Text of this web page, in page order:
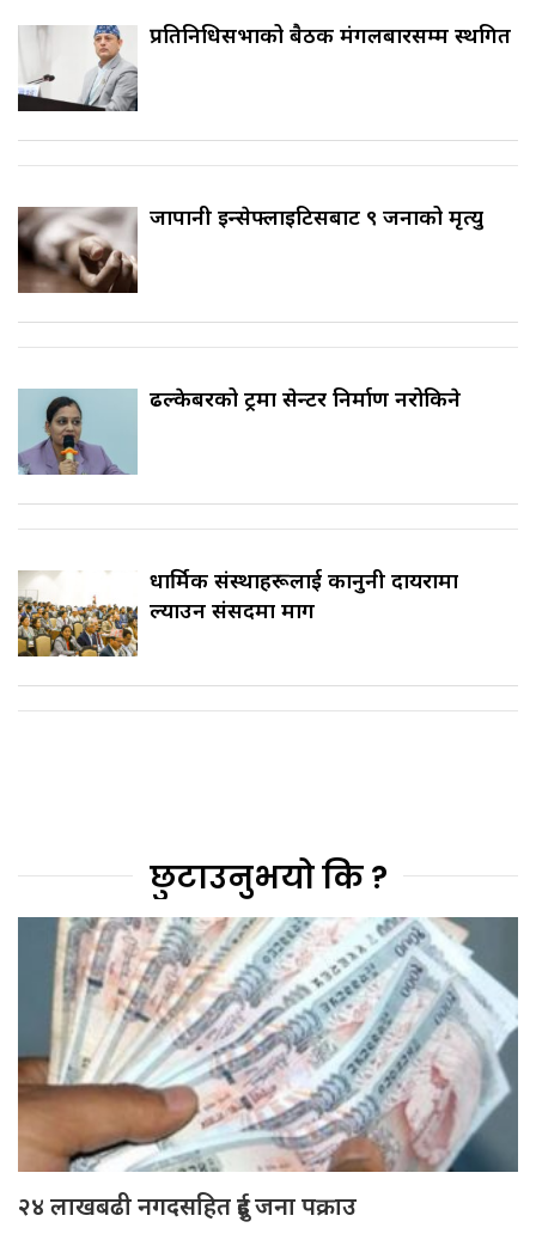
प्रतिनिधिसभाको बैठक मंगलबारसम्म स्थगित
जापानी इन्सेफ्लाइटिसबाट ९ जनाको मृत्यु
ढल्केबरको ट्रमा सेन्टर निर्माण नरोकिने
धार्मिक संस्थाहरूलाई कानुनी दायरामा
ल्याउन संसदमा माग
छुटाउनुभयो कि ?
२४ लाखबढी नगदसहित दुई जना पक्राउ